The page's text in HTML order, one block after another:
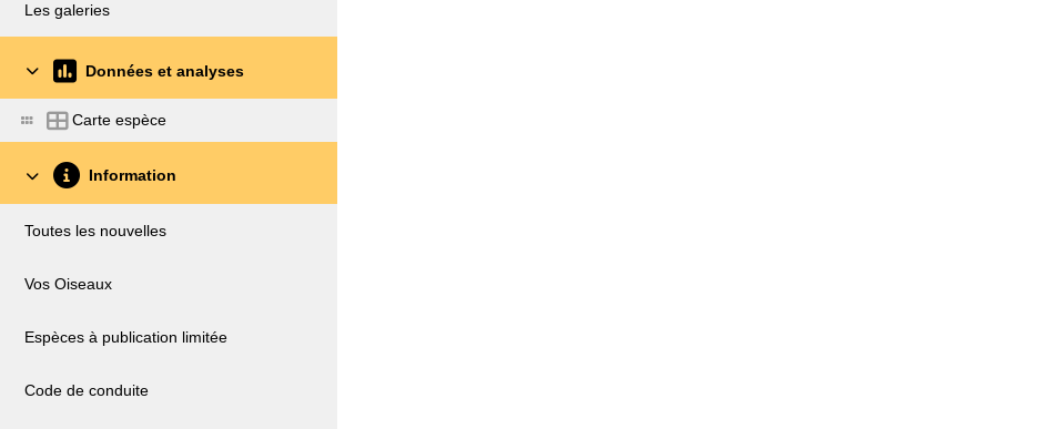
Les galeries
Données et analyses
Carte espèce
Information
Toutes les nouvelles
Vos Oiseaux
Espèces à publication limitée
Code de conduite